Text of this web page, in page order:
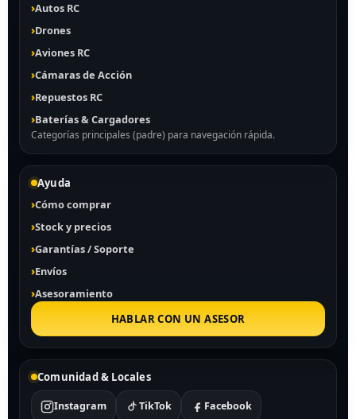
Autos RC
Drones
Aviones RC
Cámaras de Acción
Repuestos RC
Baterías & Cargadores
Categorías principales (padre) para navegación rápida.
Ayuda
Cómo comprar
Stock y precios
Garantías / Soporte
Envíos
Asesoramiento
HABLAR CON UN ASESOR
Comunidad & Locales
Instagram TikTok Facebook